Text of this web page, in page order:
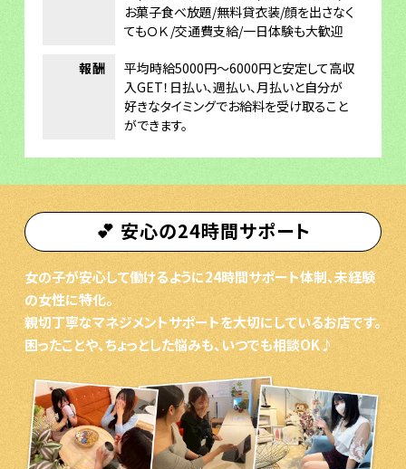
お菓子食べ放題/無料貸衣装/顔を出さなく
てもＯＫ /交通費支給/一日体験も大歓迎
報酬
平均時給5000円～6000円と安定して高収
入GET！日払い、週払い、月払いと自分が
好きなタイミングでお給料を受け取ること
ができます。
💕 安心の24時間サポート
女の子が安心して働けるように24時間サポート体制、未経験
の女性に特化。
親切丁寧なマネジメントサポートを大切にしているお店です。
困ったことや、ちょっとした悩みも、いつでも相談OK♪